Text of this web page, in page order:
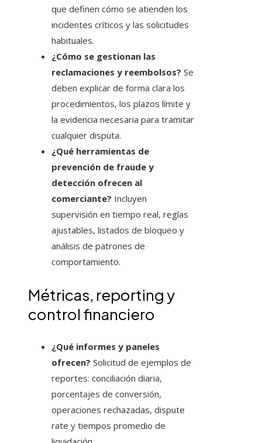
que definen cómo se atienden los
incidentes críticos y las solicitudes
habituales.
¿Cómo se gestionan las
reclamaciones y reembolsos? Se
deben explicar de forma clara los
procedimientos, los plazos límite y
la evidencia necesaria para tramitar
cualquier disputa.
¿Qué herramientas de
prevención de fraude y
detección ofrecen al
comerciante? Incluyen
supervisión en tiempo real, reglas
ajustables, listados de bloqueo y
análisis de patrones de
comportamiento.
Métricas, reporting y
control financiero
¿Qué informes y paneles
ofrecen? Solicitud de ejemplos de
reportes: conciliación diaria,
porcentajes de conversión,
operaciones rechazadas, dispute
rate y tiempos promedio de